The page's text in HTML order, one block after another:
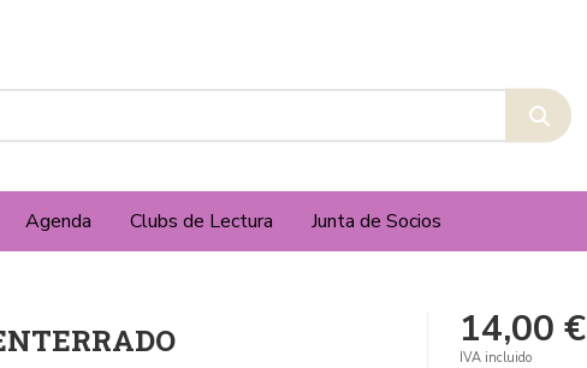
Agenda Clubs de Lectura Junta de Socios
14,00 €
IVA incluido